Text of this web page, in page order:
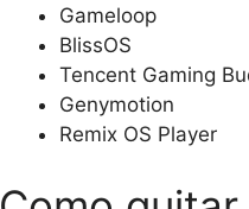
④ Una vez que termine la
Disfruta de esta app en
Gameloop
BlissOS
Tencent Gaming
Genymotion
Remix OS Player